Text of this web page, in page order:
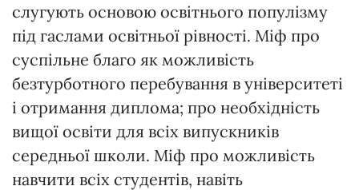
слугують основою освітнього популізму
під гаслами освітньої рівності. Міф про
суспільне благо як можливість
безтурботного перебування в університеті
і отримання диплома; про необхідність
вищої освіти для всіх випускників
середньої школи. Міф про можливість
навчити всіх студентів, навіть